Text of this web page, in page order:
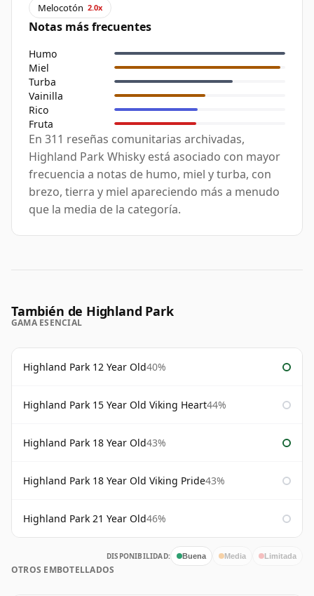
Melocotón 2.0x
Notas más frecuentes
Humo
Miel
Turba
Vainilla
Rico
Fruta
En 311 reseñas comunitarias archivadas,
Highland Park Whisky está asociado con mayor
frecuencia a notas de humo, miel y turba, con
brezo, tierra y miel apareciendo más a menudo
que la media de la categoría.
También de Highland Park
GAMA ESENCIAL
Highland Park 12 Year Old40%
Highland Park 15 Year Old Viking Heart44%
Highland Park 18 Year Old43%
Highland Park 18 Year Old Viking Pride43%
Highland Park 21 Year Old46%
DISPONIBILIDAD: Buena Media Limitada
OTROS EMBOTELLADOS